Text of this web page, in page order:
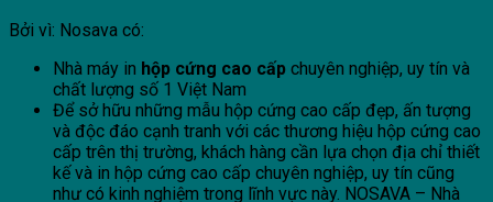
Bởi vì: Nosava có:
Nhà máy in hộp cứng cao cấp chuyên nghiệp, uy tín và
chất lượng số 1 Việt Nam
Để sở hữu những mẫu hộp cứng cao cấp đẹp, ấn tượng
và độc đáo cạnh tranh với các thương hiệu hộp cứng cao
cấp trên thị trường, khách hàng cần lựa chọn địa chỉ thiết
kế và in hộp cứng cao cấp chuyên nghiệp, uy tín cũng
như có kinh nghiệm trong lĩnh vực này. NOSAVA – Nhà